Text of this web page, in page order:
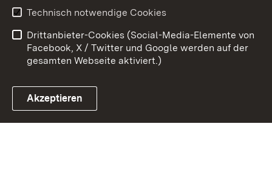
Link zum Landesportal
Barrierefreiheit
Impressum
Cookies
Technisch notwendige Cookies
Drittanbieter-Cookies (Social-Media-Elemente von
Facebook, X / Twitter und Google werden auf der
gesamten Webseite aktiviert.)
Akzeptieren